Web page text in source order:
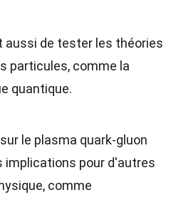
aussi de tester les théories
particules, comme la
quantique.
le plasma quark-gluon
implications pour d'autres
comme